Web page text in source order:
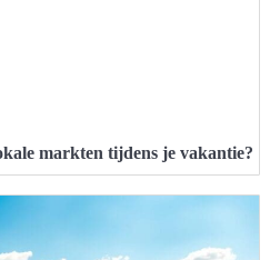
markten tijdens je vakantie?